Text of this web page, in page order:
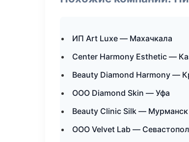
ИП Art Luxe — Махачкала
Center Harmony Esthetic —
Beauty Diamond Harmony —
ООО Diamond Skin — Уфа
Beauty Clinic Silk — Мурманск
ООО Velvet Lab —